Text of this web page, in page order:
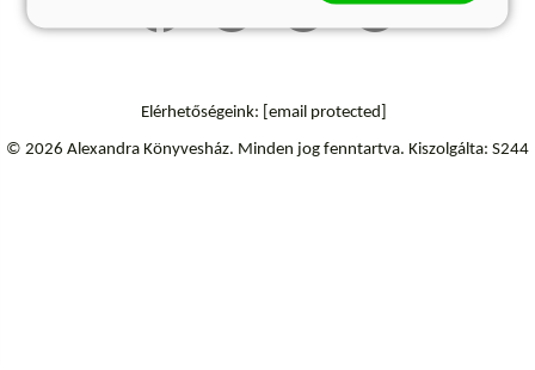
Elérhetőségeink: [email protected]
© 2026 Alexandra Könyvesház. Minden jog fenntartva. Kiszolgálta: S244